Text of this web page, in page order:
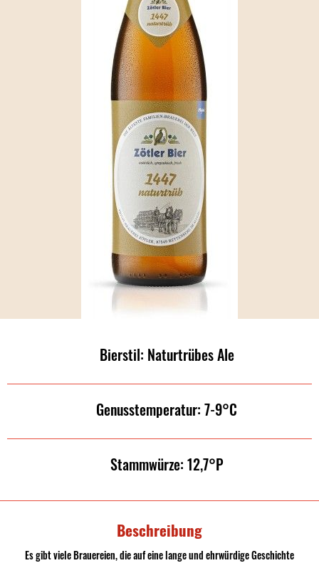
Bierstil: Naturtrübes Ale
Genusstemperatur: 7-9°C
Stammwürze: 12,7°P
Beschreibung
Es gibt viele Brauereien, die auf eine lange und ehrwürdige Geschichte